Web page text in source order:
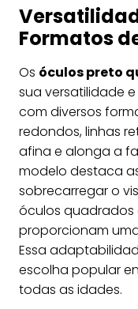
Formatos
Os óculos preto
sua versatilidade
com diversos
redondos, linhas
afina e alonga a
modelo destaca
sobrecarregar o
óculos quadrados
proporcionam
Essa
escolha popular
todas as idades.